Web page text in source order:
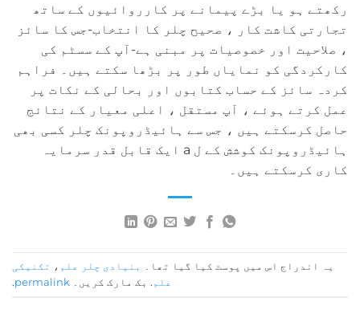
رکھتے ہو یا بڑے پیمانے پر کارروائیوں کے ساتھ
تجارتی کاشت کار ، صحیح چلر کا انتخاب-جس کا سائز
، صلاحیت اور خصوصیات پر مبنی ہے-آپ کے سسٹم کی
کارکردگی کو نمایاں طور پر بڑھا سکتے ہیں۔ فراہم
کردہ سائز کے حساب کتابوں اور بحالی کے نکات پر
عمل کرتے ہوئے ، آپ مستقل ، اعلی معیار کے نتائج
حاصل کرسکتے ہیں ، جس سے ہائیڈروپونک چلر کسی بھی
ہائیڈروپونک کوشش کے ل a ایک قابل قدر سرمایہ
کاری کرسکتے ہیں۔
یہ اندراج اس میں پوسٹ کیا گیا تھا۔ بنیادی چلر علم ، تکنیکی
علم . بک مارک کریں۔ permalink
.